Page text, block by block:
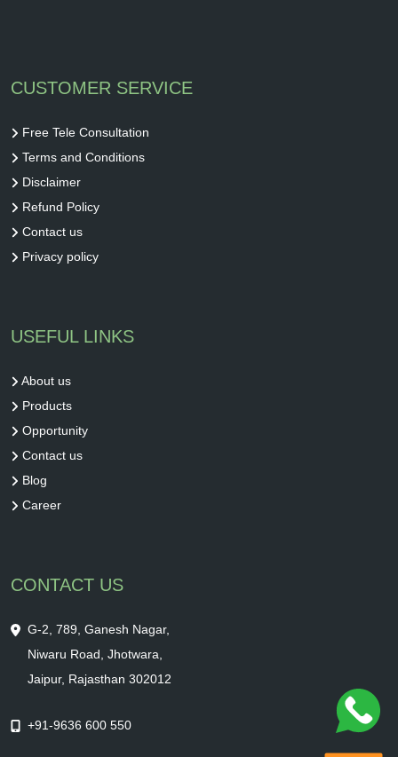
CUSTOMER SERVICE
Free Tele Consultation
Terms and Conditions
Disclaimer
Refund Policy
Contact us
Privacy policy
USEFUL LINKS
About us
Products
Opportunity
Contact us
Blog
Career
CONTACT US
G-2, 789, Ganesh Nagar,
Niwaru Road, Jhotwara,
Jaipur, Rajasthan 302012
+91-9636 600 550